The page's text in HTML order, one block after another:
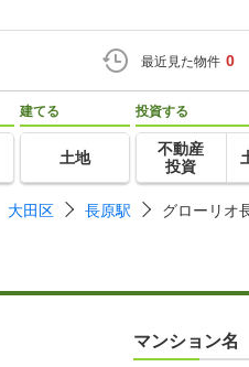
最近見た物件 0
建てる
土地
投資する
不動産
投資
大田区 長原駅 グローリオ
マンション名